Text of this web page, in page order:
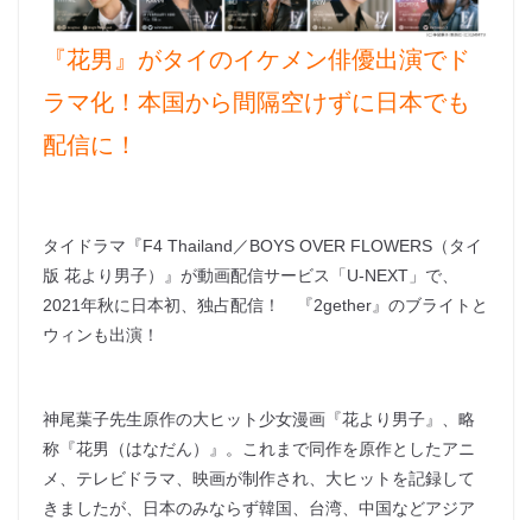
『花男』がタイのイケメン俳優出演でド
ラマ化！本国から間隔空けずに日本でも
配信に！
タイドラマ『F4 Thailand／BOYS OVER FLOWERS（タイ
版 花より男子）』が動画配信サービス「U-NEXT」で、
2021年秋に日本初、独占配信！ 『2gether』のブライトと
ウィンも出演！
神尾葉子先生原作の大ヒット少女漫画『花より男子』、略
称『花男（はなだん）』。これまで同作を原作としたアニ
メ、テレビドラマ、映画が制作され、大ヒットを記録して
きましたが、日本のみならず韓国、台湾、中国などアジア